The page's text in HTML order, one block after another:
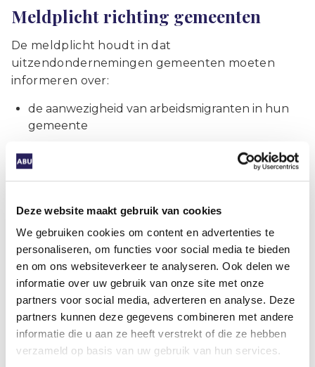
Deze website maakt gebruik van cookies
We gebruiken cookies om content en advertenties te
personaliseren, om functies voor social media te bieden
en om ons websiteverkeer te analyseren. Ook delen we
informatie over uw gebruik van onze site met onze
partners voor social media, adverteren en analyse. Deze
partners kunnen deze gegevens combineren met andere
informatie die u aan ze heeft verstrekt of die ze hebben
verzameld op basis van uw gebruik van hun services.
Meldplicht richting gemeenten
De meldplicht houdt in dat
uitzendondernemingen gemeenten moeten
informeren over:
de aanwezigheid van arbeidsmigranten in hun
gemeente
betere handhaving
betere ruimtelijke planning
betere dienstverlening (zorg, inschrijving,
toezicht).
Wanneer verwachten we dit?
Fase 1: de zorgplicht wordt onderdeel van de
Waadi – zonder toezicht en handhaving –